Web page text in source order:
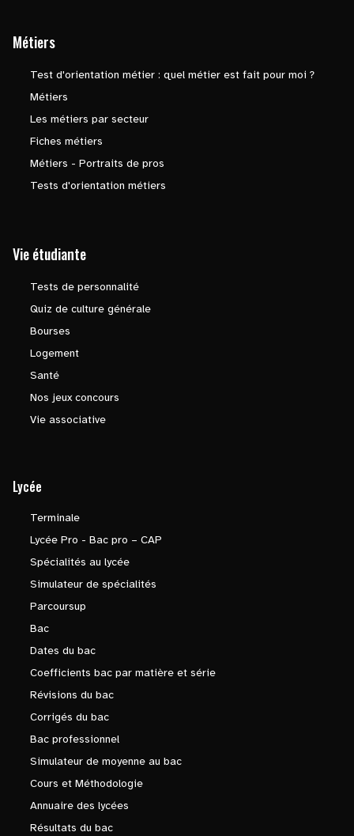
Métiers
Test d'orientation métier : quel métier est fait pour moi ?
Métiers
Les métiers par secteur
Fiches métiers
Métiers - Portraits de pros
Tests d'orientation métiers
Vie étudiante
Tests de personnalité
Quiz de culture générale
Bourses
Logement
Santé
Nos jeux concours
Vie associative
Lycée
Terminale
Lycée Pro - Bac pro – CAP
Spécialités au lycée
Simulateur de spécialités
Parcoursup
Bac
Dates du bac
Coefficients bac par matière et série
Révisions du bac
Corrigés du bac
Bac professionnel
Simulateur de moyenne au bac
Cours et Méthodologie
Annuaire des lycées
Résultats du bac